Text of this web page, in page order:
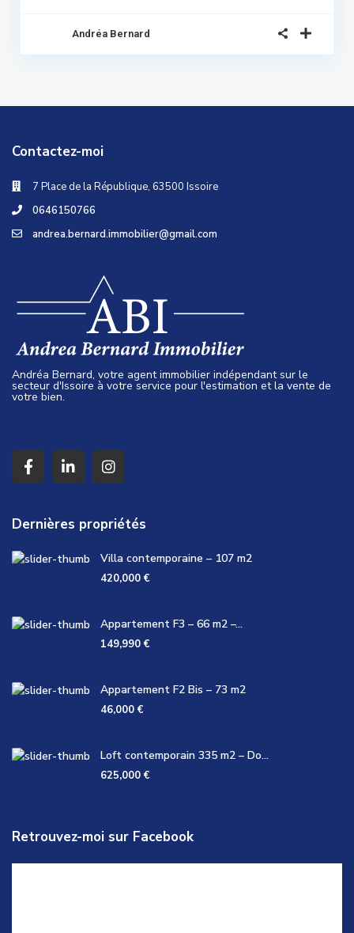
Andréa Bernard
Contactez-moi
7 Place de la République, 63500 Issoire
0646150766
andrea.bernard.immobilier@gmail.com
Andréa Bernard, votre agent immobilier indépendant sur le
secteur d'Issoire à votre service pour l'estimation et la vente de
votre bien.
Dernières propriétés
Villa contemporaine – 107 m2
420,000 €
Appartement F3 – 66 m2 –...
149,990 €
Appartement F2 Bis – 73 m2
46,000 €
Loft contemporain 335 m2 – Do...
625,000 €
Retrouvez-moi sur Facebook